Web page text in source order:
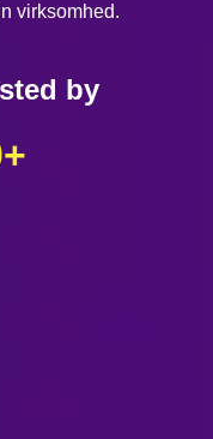
virksomhed.
by
+